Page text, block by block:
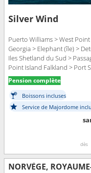
Silver Wind
Puerto Williams > West
Georgia > Elephant (île) >
Iles Shetland du Sud >
Point Island Falkland > Port
Detroit Antarctic > Peninsule
Passage de Drake > Puerto
Pension complète
Boissons incluses
Service de Majordome
dès